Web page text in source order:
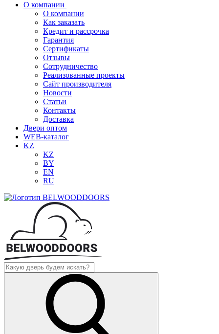
О компании
О компании
Как заказать
Кредит и рассрочка
Гарантия
Сертификаты
Отзывы
Сотрудничество
Реализованные проекты
Сайт производителя
Новости
Статьи
Контакты
Доставка
Двери оптом
WEB-каталог
KZ
KZ
BY
EN
RU